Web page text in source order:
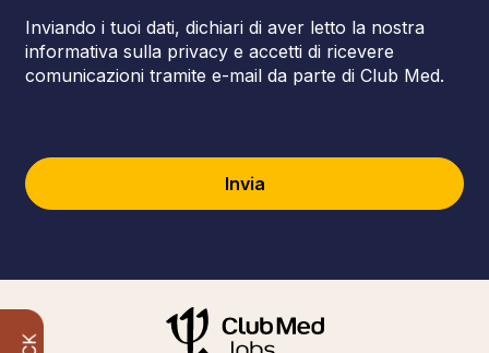
Inviando i tuoi dati, dichiari di aver letto la nostra
informativa sulla privacy e accetti di ricevere
comunicazioni tramite e-mail da parte di Club Med.
Invia